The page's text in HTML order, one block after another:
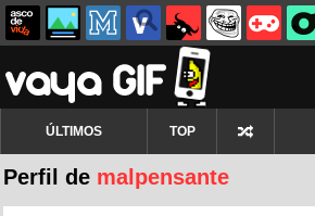
ÚLTIMOS TOP
Perfil de malpensante